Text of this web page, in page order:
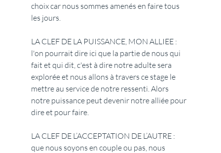
choix car nous sommes amenés en faire tous
les jours.
LA CLEF DE LA PUISSANCE, MON ALLIEE :
l'on pourrait dire ici que la partie de nous qui
fait et qui dit, c'est à dire notre adulte sera
explorée et nous allons à travers ce stage le
mettre au service de notre ressenti. Alors
notre puissance peut devenir notre alliée pour
dire et pour faire.
LA CLEF DE L’ACCEPTATION DE L’AUTRE :
que nous soyons en couple ou pas, nous